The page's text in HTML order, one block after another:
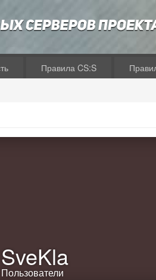
Правила CS:S
SveKla
Пользователи